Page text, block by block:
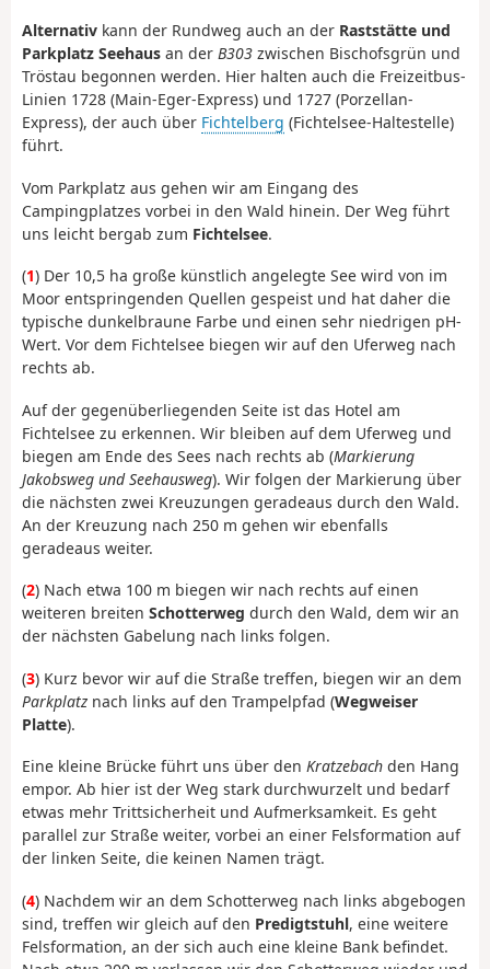
Alternativ kann der Rundweg auch an der Raststätte und
Parkplatz Seehaus an der B303 zwischen Bischofsgrün und
Tröstau begonnen werden. Hier halten auch die Freizeitbus-
Linien 1728 (Main-Eger-Express) und 1727 (Porzellan-
Express), der auch über Fichtelberg (Fichtelsee-Haltestelle)
führt.
Vom Parkplatz aus gehen wir am Eingang des
Campingplatzes vorbei in den Wald hinein. Der Weg führt
uns leicht bergab zum Fichtelsee.
(1) Der 10,5 ha große künstlich angelegte See wird von im
Moor entspringenden Quellen gespeist und hat daher die
typische dunkelbraune Farbe und einen sehr niedrigen pH-
Wert. Vor dem Fichtelsee biegen wir auf den Uferweg nach
rechts ab.
Auf der gegenüberliegenden Seite ist das Hotel am
Fichtelsee zu erkennen. Wir bleiben auf dem Uferweg und
biegen am Ende des Sees nach rechts ab (Markierung
Jakobsweg und Seehausweg). Wir folgen der Markierung über
die nächsten zwei Kreuzungen geradeaus durch den Wald.
An der Kreuzung nach 250 m gehen wir ebenfalls
geradeaus weiter.
(2) Nach etwa 100 m biegen wir nach rechts auf einen
weiteren breiten Schotterweg durch den Wald, dem wir an
der nächsten Gabelung nach links folgen.
(3) Kurz bevor wir auf die Straße treffen, biegen wir an dem
Parkplatz nach links auf den Trampelpfad (Wegweiser
Platte).
Eine kleine Brücke führt uns über den Kratzebach den Hang
empor. Ab hier ist der Weg stark durchwurzelt und bedarf
etwas mehr Trittsicherheit und Aufmerksamkeit. Es geht
parallel zur Straße weiter, vorbei an einer Felsformation auf
der linken Seite, die keinen Namen trägt.
(4) Nachdem wir an dem Schotterweg nach links abgebogen
sind, treffen wir gleich auf den Predigtstuhl, eine weitere
Felsformation, an der sich auch eine kleine Bank befindet.